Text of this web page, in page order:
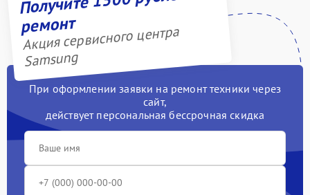
ремонт
Акция сервисного центра
Samsung
При оформлении заявки на ремонт техники через
сайт,
действует персональная бессрочная скидка